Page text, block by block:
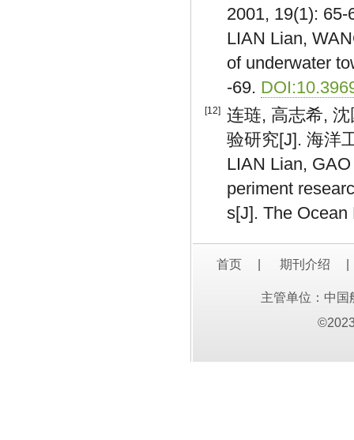
2001, 19(1): 65-
LIAN Lian,
of underwater
-69.
[12]
连琏, 高志希,
验研究[J]. 海洋
LIAN Lian,
periment
s[J]. The Ocean